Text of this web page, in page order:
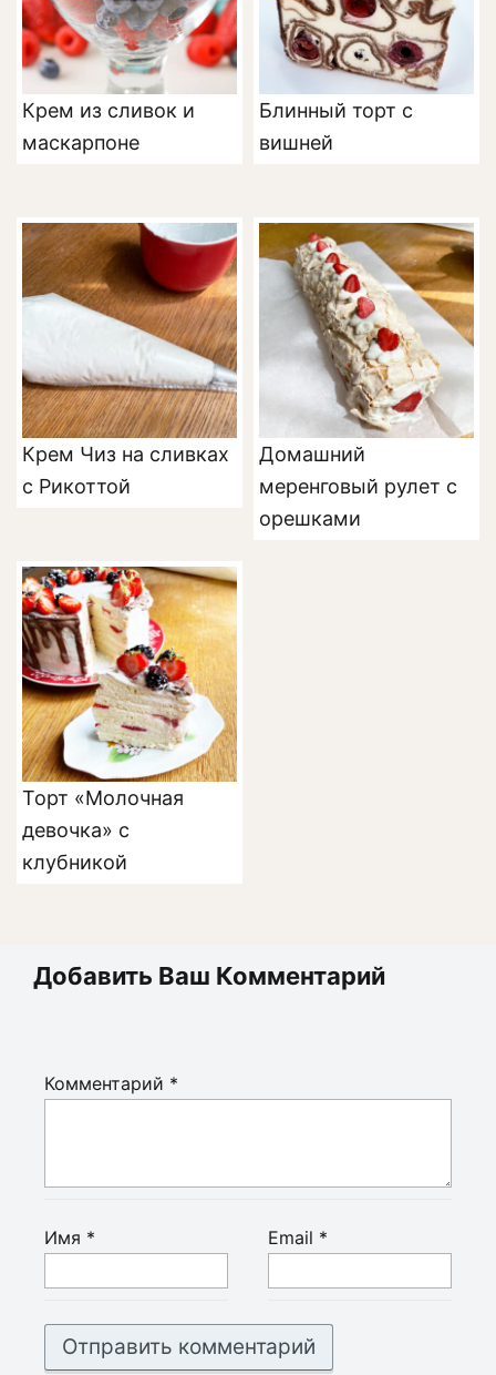
Крем из сливок и
маскарпоне
Блинный торт с
вишней
Крем Чиз на сливках
с Рикоттой
Домашний
меренговый рулет с
орешками
Торт «Молочная
девочка» с
клубникой
Добавить Ваш Комментарий
Комментарий *
Имя * Email *